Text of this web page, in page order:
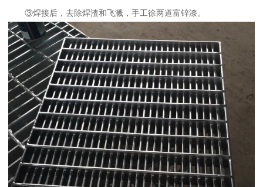
③焊接后，去除焊渣和飞溅，手工徐两道富锌漆。